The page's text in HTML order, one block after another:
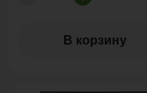
В корзину